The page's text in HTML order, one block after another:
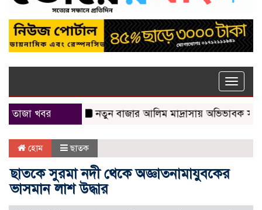
Toggle
তাজা খবর
নতুন বাজার আলিম মাদ্রাসায় অভিভাবক সমাবেশ
হোম ছাতক
ছাতকে সুরমা নদী থেকে অজ্ঞাতনামাযুবকের
ভাসমান লাশ উদ্ধার